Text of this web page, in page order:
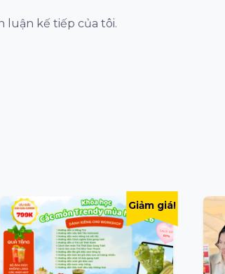
luận kế tiếp của tôi.
Giảm giá!